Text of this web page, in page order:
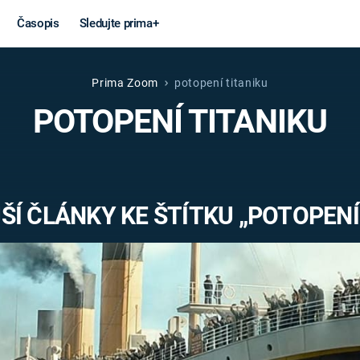
Časopis Sledujte prima+
Věda a
technika
MARS
Války
VÁLEČNÉ
Záhady a
Prima Zoom potopení titaniku
POTOPENÍ TITANIKU
ČLÁNKY KE ŠTÍTKU